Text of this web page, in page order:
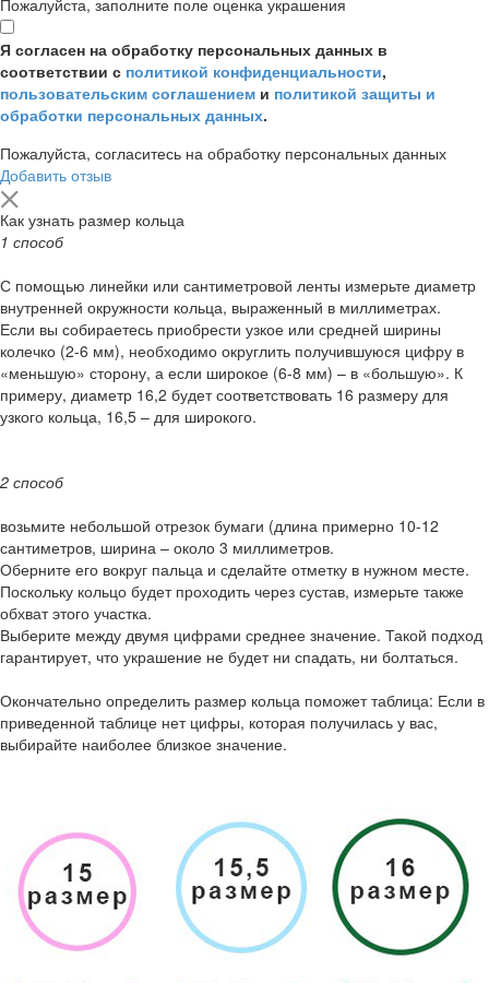
Пожалуйста, заполните поле оценка украшения
Я согласен на обработку персональных данных в
соответствии с политикой конфиденциальности,
пользовательским соглашением и политикой защиты и
обработки персональных данных.
Пожалуйста, согласитесь на обработку персональных данных
Добавить отзыв
Как узнать размер кольца
1 способ
С помощью линейки или сантиметровой ленты измерьте диаметр
внутренней окружности кольца, выраженный в миллиметрах.
Если вы собираетесь приобрести узкое или средней ширины
колечко (2-6 мм), необходимо округлить получившуюся цифру в
«меньшую» сторону, а если широкое (6-8 мм) – в «большую». К
примеру, диаметр 16,2 будет соответствовать 16 размеру для
узкого кольца, 16,5 – для широкого.
2 способ
возьмите небольшой отрезок бумаги (длина примерно 10-12
сантиметров, ширина – около 3 миллиметров.
Оберните его вокруг пальца и сделайте отметку в нужном месте.
Поскольку кольцо будет проходить через сустав, измерьте также
обхват этого участка.
Выберите между двумя цифрами среднее значение. Такой подход
гарантирует, что украшение не будет ни спадать, ни болтаться.
Окончательно определить размер кольца поможет таблица: Если в
приведенной таблице нет цифры, которая получилась у вас,
выбирайте наиболее близкое значение.